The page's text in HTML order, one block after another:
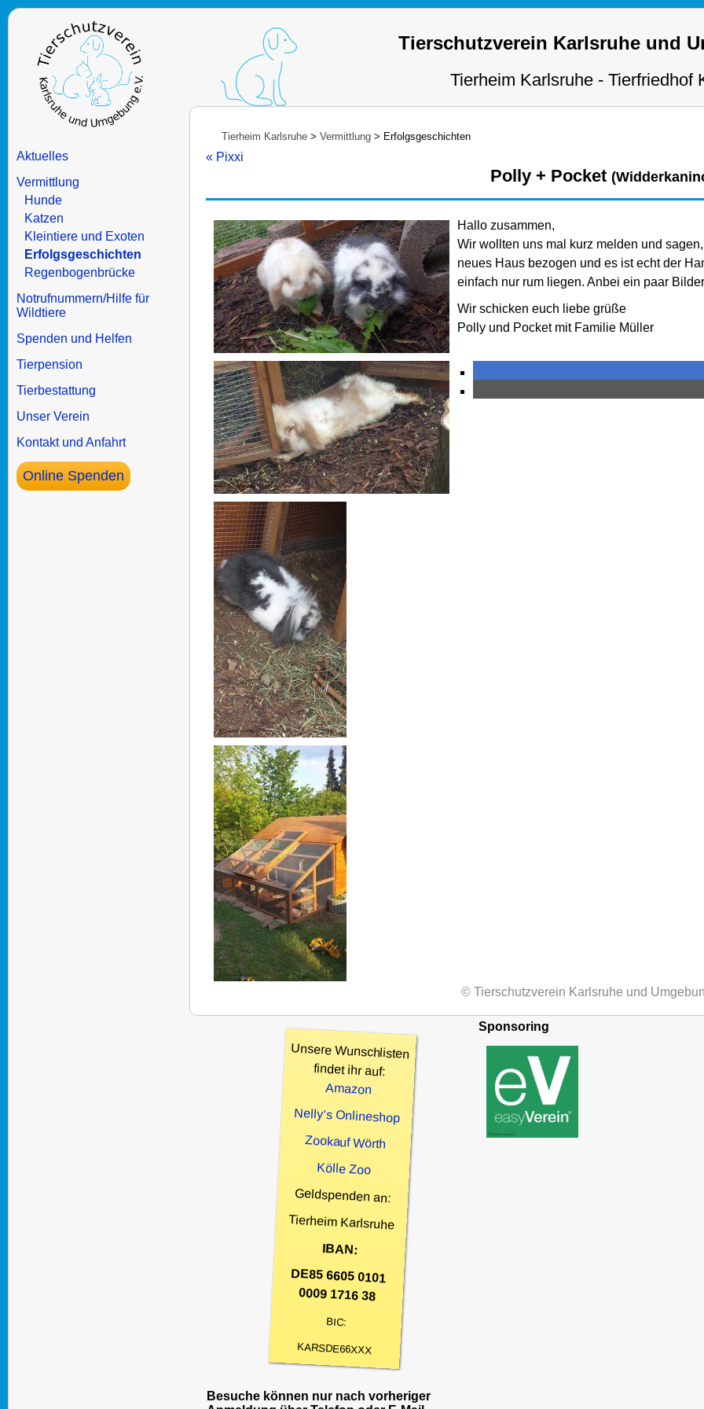
Tierschutzverein Karlsruhe und
Tierheim Karlsruhe - Tierfriedhof
Aktuelles
Vermittlung
Hunde
Katzen
Kleintiere und Exoten
Erfolgsgeschichten
Regenbogenbrücke
Notrufnummern/Hilfe für
Wildtiere
Spenden und Helfen
Tierpension
Tierbestattung
Unser Verein
Kontakt und Anfahrt
Online Spenden
Tierheim Karlsruhe > Vermittlung > Erfolgsgeschichten
« Pixxi
Polly + Pocket
Hallo zusammen,
Wir wollten uns mal kurz melden und
neues Haus bezogen und es ist echt der
einfach nur rum liegen. Anbei ein paar
Wir schicken euch liebe grüße
Polly und Pocket mit Familie Müller
© Tierschutzverein Karlsruhe und
Unsere Wunschlisten
findet ihr auf:
Amazon
Nelly’s Onlineshop
Zookauf Wörth
Kölle Zoo
Geldspenden an:
Tierheim Karlsruhe
IBAN:
DE85 6605 0101
0009 1716 38
BIC:
KARSDE66XXX
Besuche können nur nach vorheriger
Sponsoring